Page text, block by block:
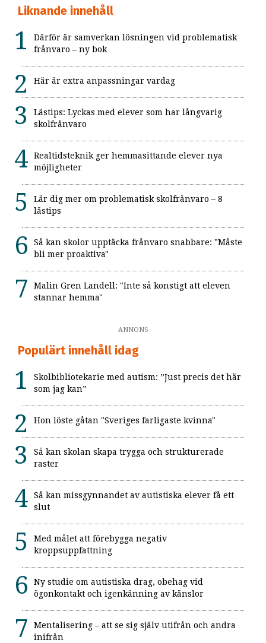
Liknande innehåll
Därför är samverkan lösningen vid problematisk
frånvaro – ny bok
Här är extra anpassningar vardag
Lästips: Lyckas med elever som har långvarig
skolfrånvaro
Realtidsteknik ger hemmasittande elever nya
möjligheter
Lär dig mer om problematisk skolfrånvaro – 8
lästips
Så kan skolor upptäcka frånvaro snabbare: "Måste
bli mer proaktiva"
Malin Gren Landell: "Inte så konstigt att eleven
stannar hemma"
ANNONS
Populärt innehåll idag
Skolbibliotekarie med autism: ”Just precis det här
som jag kan”
Hon löste gåtan "Sveriges farligaste kvinna"
Så kan skolan skapa trygga och strukturerade
raster
Så kan missgynnandet av autistiska elever få ett
slut
Med målet att förebygga negativ
kroppsuppfattning
Ny studie om autistiska drag, obehag vid
ögonkontakt och igenkänning av känslor
Mentalisering – att se sig själv utifrån och andra
inifrån